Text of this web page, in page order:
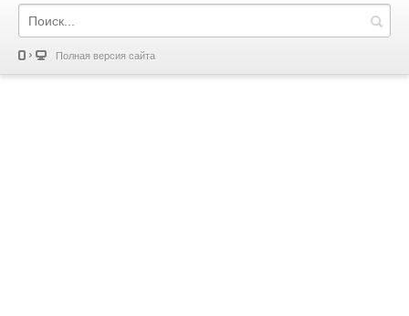
Полная версия сайта